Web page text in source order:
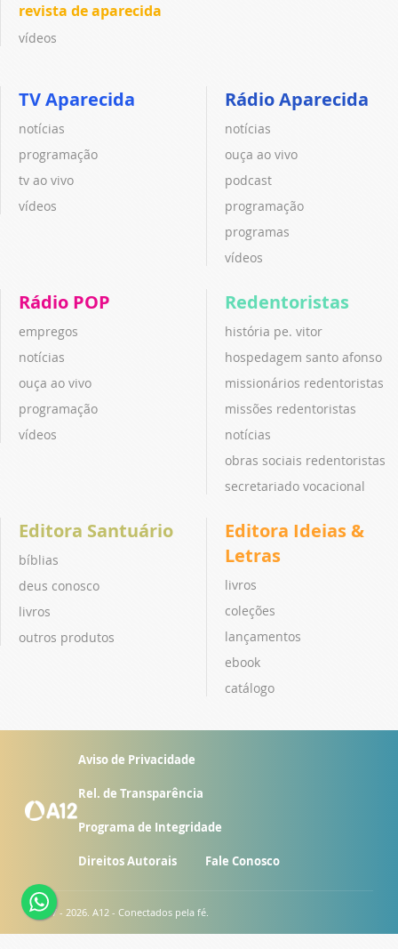
revista de aparecida
vídeos
TV Aparecida
notícias
programação
tv ao vivo
vídeos
Rádio Aparecida
notícias
ouça ao vivo
podcast
programação
programas
vídeos
Rádio POP
empregos
notícias
ouça ao vivo
programação
vídeos
Redentoristas
história pe. vitor
hospedagem santo afonso
missionários redentoristas
missões redentoristas
notícias
obras sociais redentoristas
secretariado vocacional
Editora Santuário
bíblias
deus conosco
livros
outros produtos
Editora Ideias &
Letras
livros
coleções
lançamentos
ebook
catálogo
Aviso de Privacidade
Rel. de Transparência
Programa de Integridade
Direitos Autorais Fale Conosco
© 2007 - 2026. A12 - Conectados pela fé.